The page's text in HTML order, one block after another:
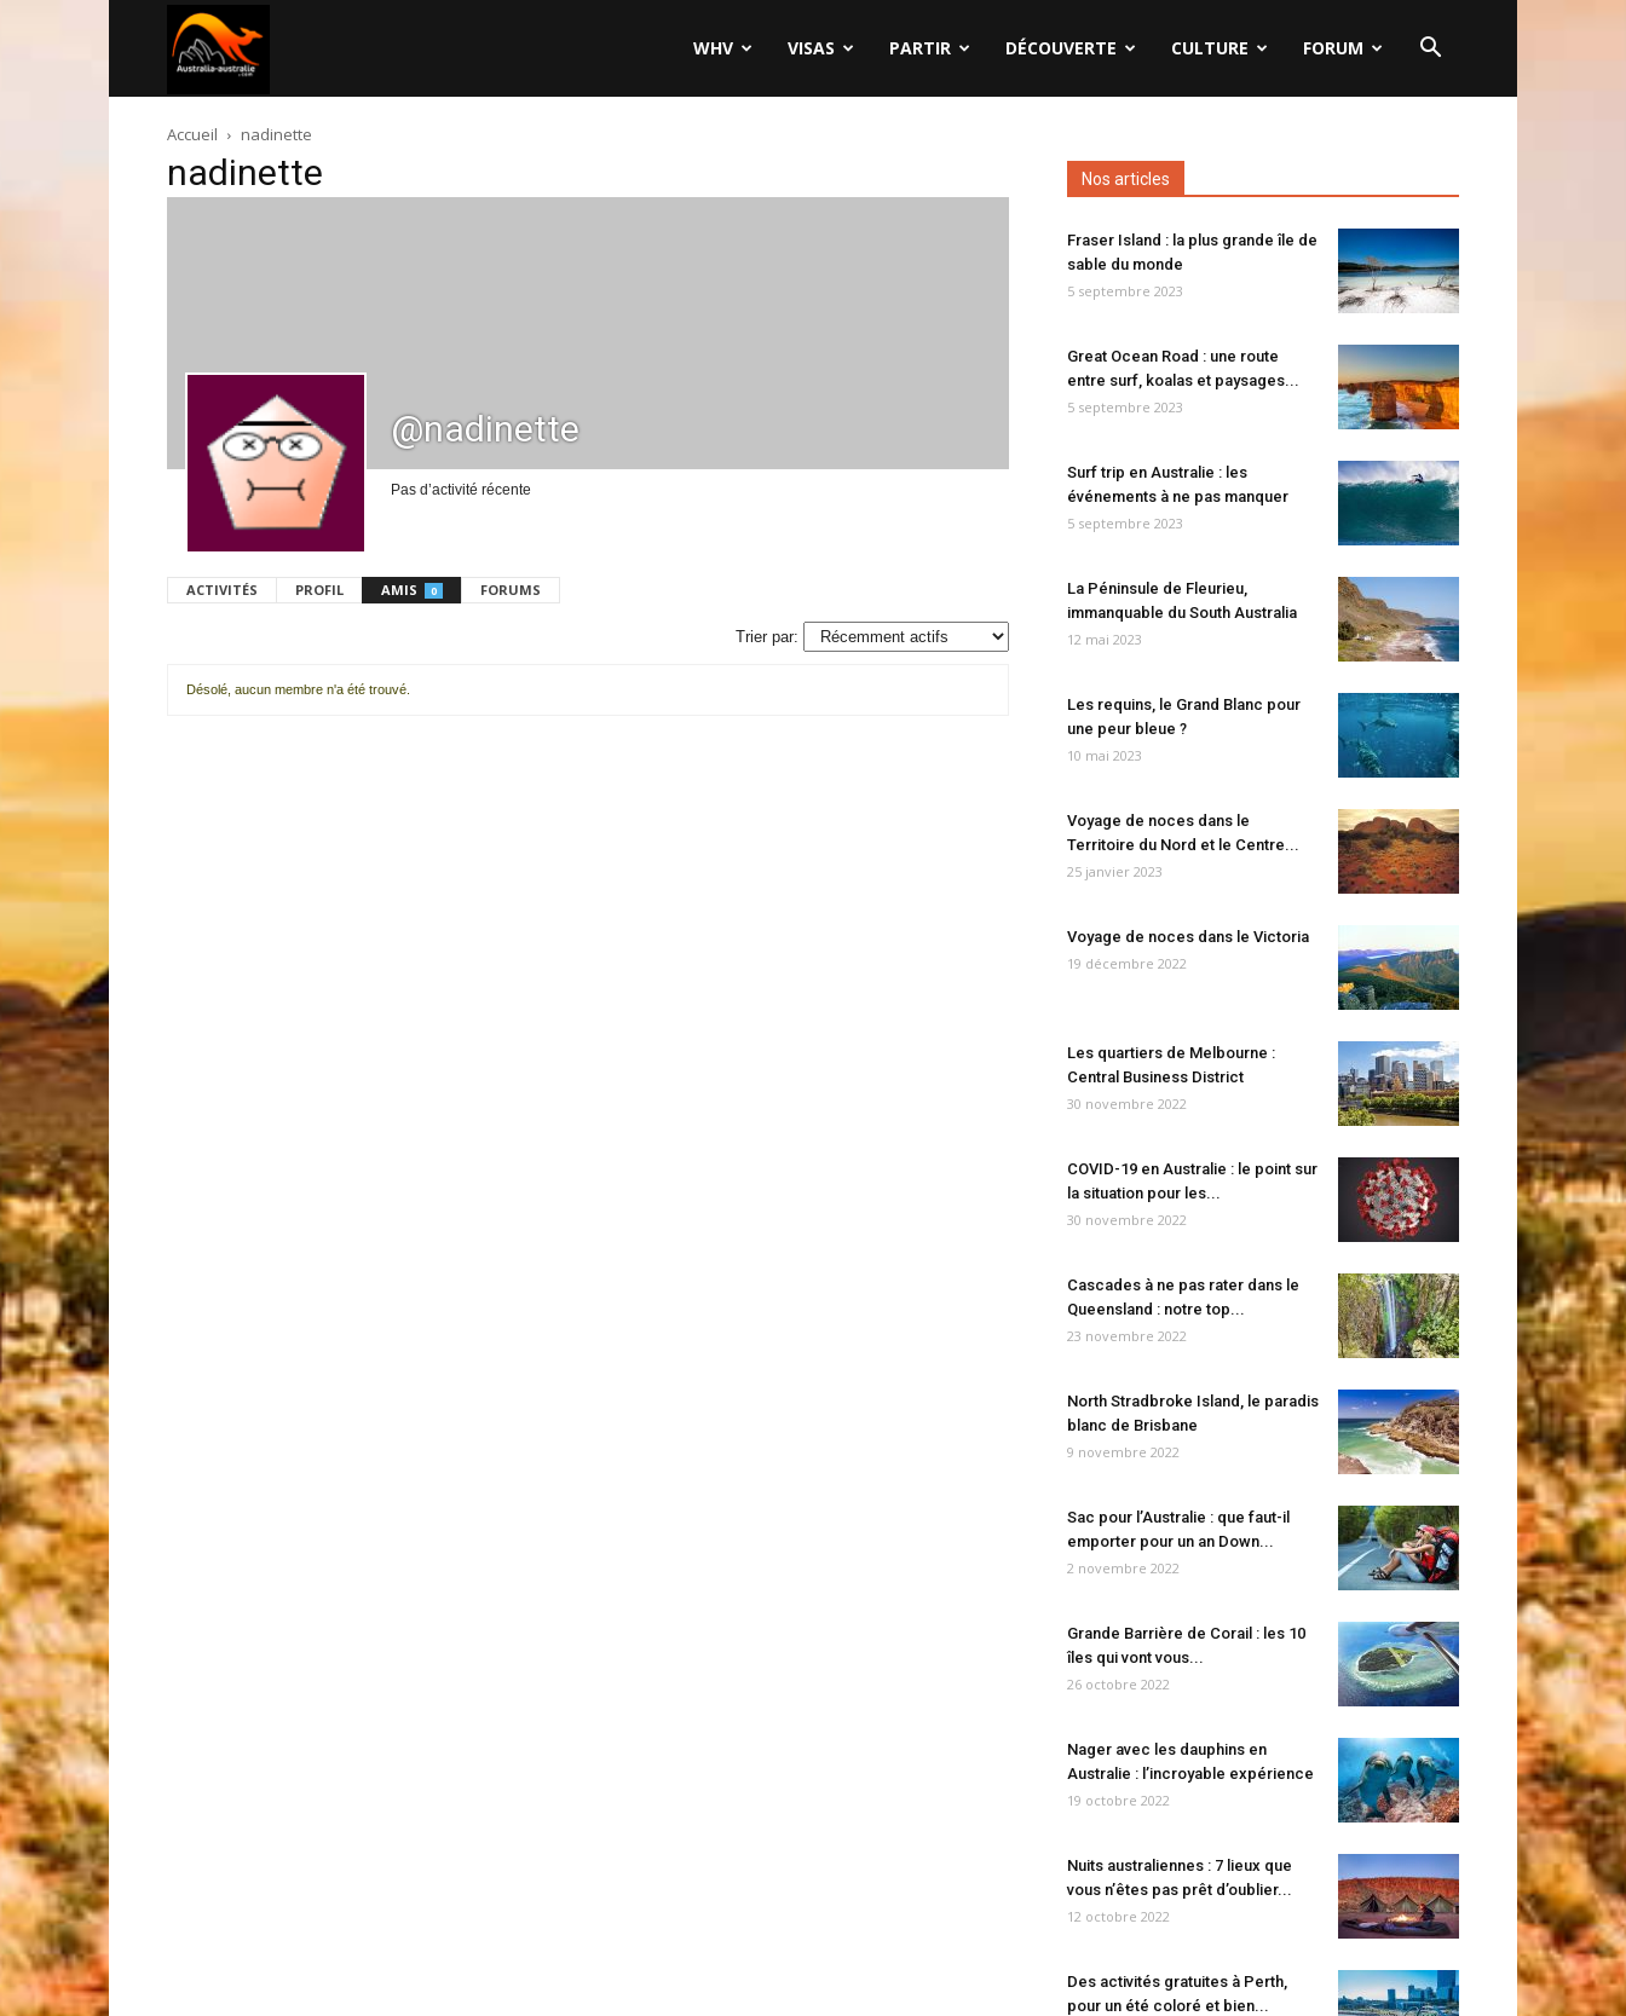
australie.com
WHV VISAS PARTIR DÉCOUVERTE CULTURE FORUM
Accueil nadinette
nadinette
@nadinette
Pas d’activité récente
ACTIVITÉS PROFIL AMIS 0 FORUMS
Trier par:
Désolé, aucun membre n'a été trouvé.
Nos articles
Fraser Island : la plus grande île de
sable du monde
5 septembre 2023
Great Ocean Road : une route
entre surf, koalas et paysages...
5 septembre 2023
Surf trip en Australie : les
événements à ne pas manquer
5 septembre 2023
La Péninsule de Fleurieu,
immanquable du South Australia
12 mai 2023
Les requins, le Grand Blanc pour
une peur bleue ?
10 mai 2023
Voyage de noces dans le
Territoire du Nord et le Centre...
25 janvier 2023
Voyage de noces dans le Victoria
19 décembre 2022
Les quartiers de Melbourne :
Central Business District
30 novembre 2022
COVID-19 en Australie : le point sur
la situation pour les...
30 novembre 2022
Cascades à ne pas rater dans le
Queensland : notre top...
23 novembre 2022
North Stradbroke Island, le paradis
blanc de Brisbane
9 novembre 2022
Sac pour l’Australie : que faut-il
emporter pour un an Down...
2 novembre 2022
Grande Barrière de Corail : les 10
îles qui vont vous...
26 octobre 2022
Nager avec les dauphins en
Australie : l’incroyable expérience
19 octobre 2022
Nuits australiennes : 7 lieux que
vous n’êtes pas prêt d’oublier...
12 octobre 2022
Des activités gratuites à Perth,
pour un été coloré et bien...